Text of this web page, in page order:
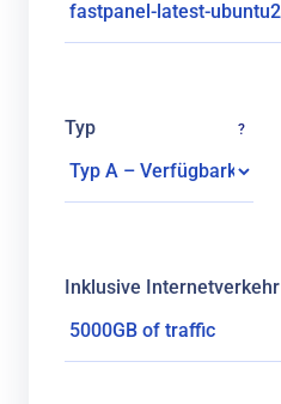
Typ ?
Inklusive Internetverkehr